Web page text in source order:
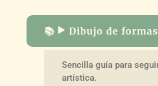
📚 ▶️ Dibujo de formas
Sencilla guía para
artística.